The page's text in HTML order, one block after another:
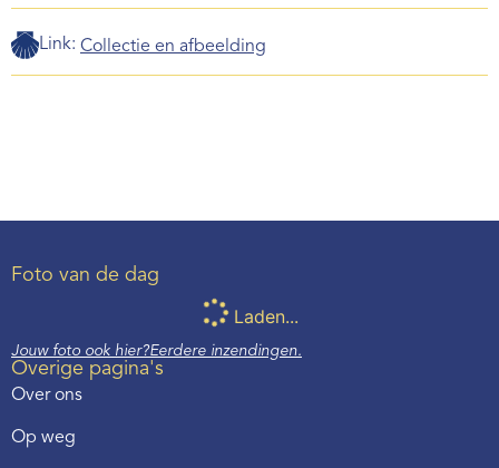
Link: Collectie en afbeelding
Foto van de dag
Laden...
Jouw foto ook hier?Eerdere inzendingen.
Overige pagina's
Over ons
Op weg